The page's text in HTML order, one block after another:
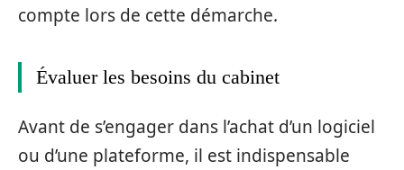
compte lors de cette démarche.
Évaluer les besoins du cabinet
Avant de s’engager dans l’achat d’un logiciel
ou d’une plateforme, il est indispensable